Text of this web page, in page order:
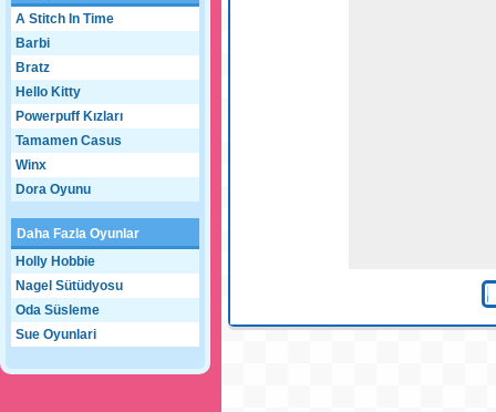
A Stitch In Time
Barbi
Bratz
Hello Kitty
Powerpuff Kızları
Tamamen Casus
Winx
Dora Oyunu
Daha Fazla Oyunlar
Holly Hobbie
Nagel Sütüdyosu
Oda Süsleme
Sue Oyunlari